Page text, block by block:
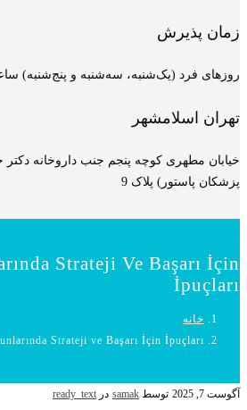
زمان پذیرش
روزهای فرد (یک‌شنبه، سه‌شنبه و پنج‌شنبه) ساعت 15:00 الی
تهران اسلامشهر
خیابان مطهری کوچه پنجم جنب داروخانه
پزشکان پاستور) پلاک 9
Strateji Ve Başarı İçin
İpuçları
خانه
Strateji ve Başarı İçin İpuçları
آگوست 7, 2025 توسط samak در ready_text